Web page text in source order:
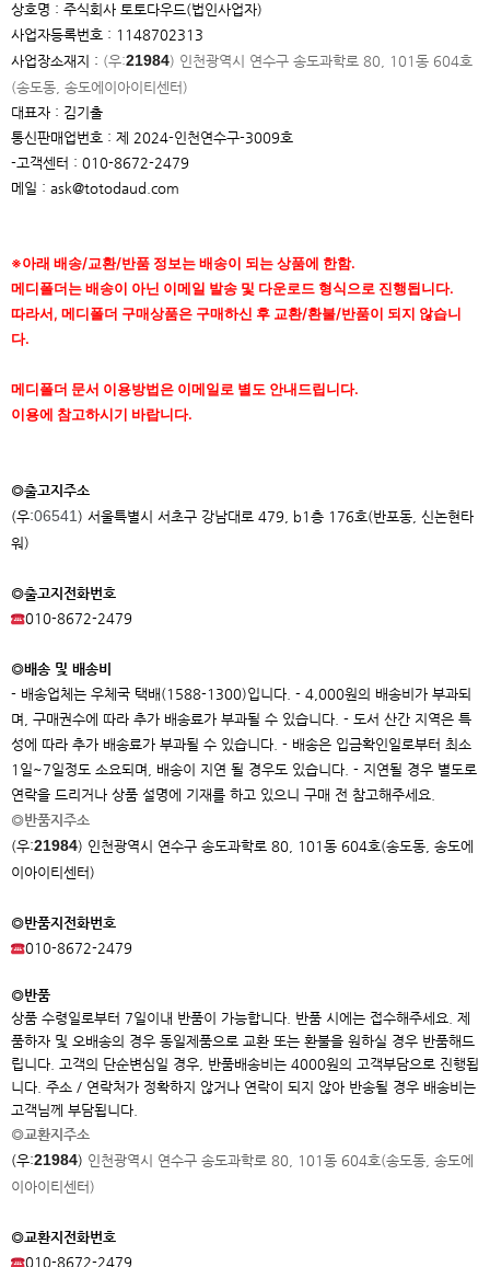
상호명 : 주식회사 토토다우드(법인사업자)
사업자등록번호 : 1148702313
사업장소재지 : (우:21984) 인천광역시 연수구 송도과학로 80, 101동 604호
(송도동, 송도에이아이 티센터)
대표자 : 김기출
통신판매업번호 : 제 2024-인천연수구-3009호
-고객센터 : 010-8672-2479
메일 : ask@totodaud.com
※아래 배송/교환/반품 정보는 배송이 되는 상품에 한함.
메디폴더는 배송이 아닌 이메일 발송 및 다운로드 형식으로 진행됩니다.
따라서, 메디폴더 구매상품은 구매하신 후 교환/환불/반품이 되지 않습니
다.
메디폴더 문서 이용방법은 이메일로 별도 안내드립니다.
이용에 참고하시기 바랍니다.
◎출고지주소
(우:06541 ) 서울특별시 서초구 강남대로 479, b1층 176호(반포동, 신논현타
워)
◎출고지전화번호
010-8672-2479
◎배송 및 배송비
- 배송업체는 우체국 택배(1588-1300)입니다. - 4,000원의 배송비가 부과되
며, 구매권수에 따라 추가 배송료가 부과될 수 있습니다. - 도서 산간 지역은 특
성에 따라 추가 배송료가 부과될 수 있습니다. - 배송은 입금확인일로부터 최소
1일~7일정도 소요되며, 배송이 지연 될 경우도 있습니다. - 지연될 경우 별도로
연락을 드리거나 상품 설명에 기재를 하고 있으니 구매 전 참고해주세요.
◎반품지주소
(우:21984) 인천광역시 연수구 송도과학로 80, 101동 604호(송도동, 송도에
이아이 티센터)
◎반품지전화번호
010-8672-2479
◎반품
상품 수령일로부터 7일이내 반품이 가능합니다. 반품 시에는 접수해주세요. 제
품하자 및 오배송의 경우 동일제품으로 교환 또는 환불을 원하실 경우 반품해드
립니다. 고객의 단순변심일 경우, 반품배송비는 4000원의 고객부담으로 진행됩
니다. 주소 / 연락처가 정확하지 않거나 연락이 되지 않아 반송될 경우 배송비는
고객님께 부담됩니다.
◎교환지주소
(우:21984) 인천광역시 연수구 송도과학로 80, 101동 604호(송도동, 송도에
이아이 티센터)
◎교환지전화번호
010-8672-2479